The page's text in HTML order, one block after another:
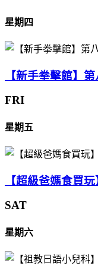
星期四
【新手拳擊館】
FRI
星期五
【超級爸媽食買
SAT
星期六